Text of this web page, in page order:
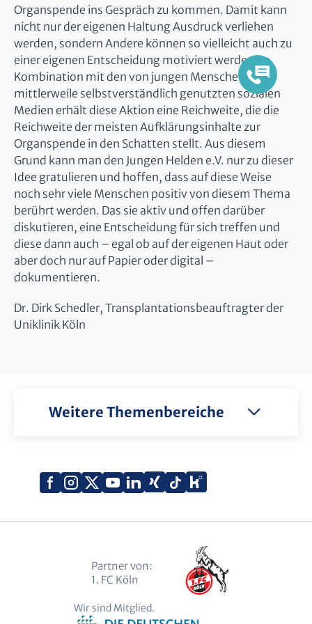
Organspende ins Gespräch zu kommen. Damit kann
nicht nur der eigenen Haltung Ausdruck verliehen
werden, sondern Andere können so vielleicht auch zu
einer eigenen Entscheidung motiviert werden. In
Kombination mit den von jungen Menschen
mittlerweile selbstverständlich genutzten sozialen
Medien erhält diese Aktion eine Reichweite, die die
Reichweite der meisten Aufklärungsinhalte zur
Organspende in den Schatten stellt. Aus diesem
Grund kann man den Jungen Helden e.V. nur zu dieser
Idee gratulieren und hoffen, dass auf diese Weise
noch sehr viele Menschen positiv von diesem Thema
berührt werden. Das sie aktiv und offen darüber
diskutieren, eine Entscheidung für sich treffen und
diese dann auch – egal ob auf der eigenen Haut oder
aber doch nur auf Papier oder digital –
dokumentieren.
Dr. Dirk Schedler, Transplantationsbeauftragter der
Uniklinik Köln
Weitere Themenbereiche
Facebook
Instagram
X
YouTube
LinkedIn
Xing TiktokKununu
Partner von:
1. FC Köln
Wir sind Mitglied.